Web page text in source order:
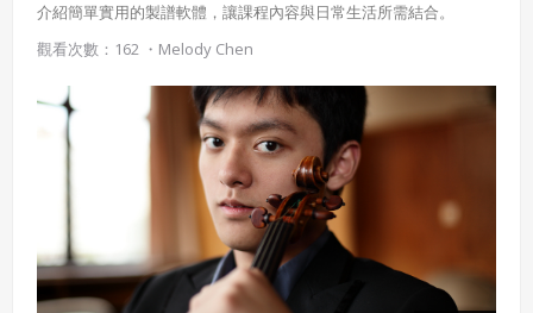
介紹簡單實用的製譜軟體，讓課程內容與日常生活所需結合。
觀看次數：162 ・ Melody Chen